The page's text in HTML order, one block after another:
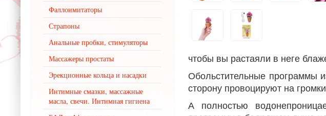
чтобы вы растаяли в неге
Обольстительные программы
сторону провоцируют на
А полностью
Фаллоимитаторы
Страпоны
Анальные пробки, стимуляторы
Массажеры простаты
Эрекционные кольца и насадки
Интимные смазки, массажные
масла, свечи. Интимная гигиена